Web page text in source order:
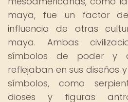
maya, fue un factor
influencia de otras
maya. Ambas
símbolos de poder y
reflejaban en sus diseños
símbolos, como
dioses y figuras